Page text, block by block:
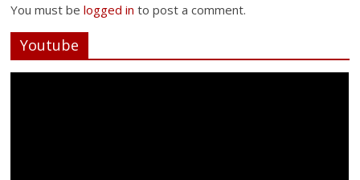
You must belogged in to post a comment.
Youtube